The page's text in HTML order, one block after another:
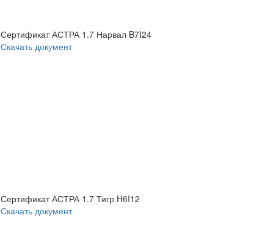
Сертификат АСТРА 1.7 Нарвал B7I24
Скачать документ
Сертификат АСТРА 1.7 Тигр H6I12
Скачать документ